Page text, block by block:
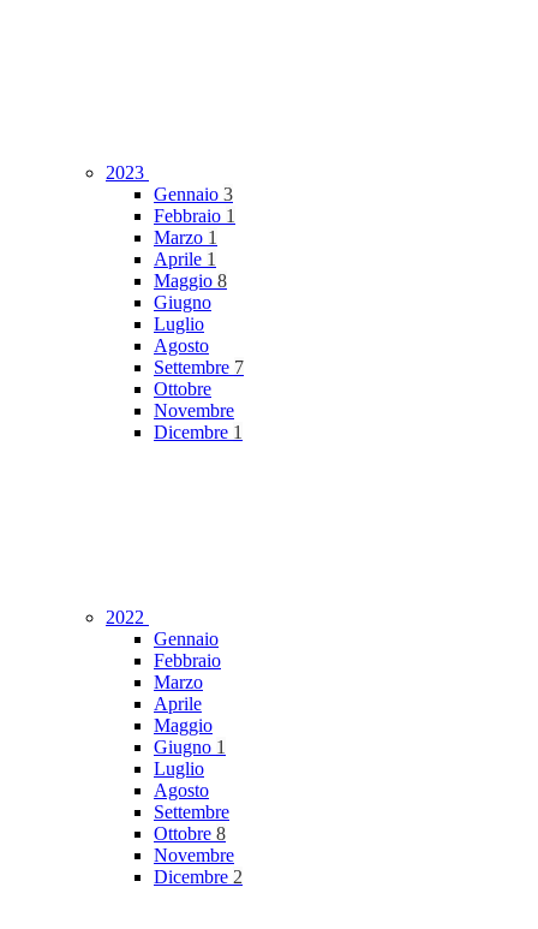
2023
Gennaio 3
Febbraio 1
Marzo 1
Aprile 1
Maggio 8
Giugno
Luglio
Agosto
Settembre 7
Ottobre
Novembre
Dicembre 1
2022
Gennaio
Febbraio
Marzo
Aprile
Maggio
Giugno 1
Luglio
Agosto
Settembre
Ottobre 8
Novembre
Dicembre 2